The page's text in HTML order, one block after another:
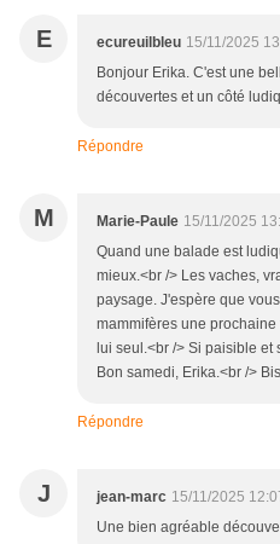
E ecureuilbleu 15/11/2025
Bonjour Erika. C'est une
découvertes et un côté
Répondre
M Marie-Paule 15/11/2025
Quand une balade est
mieux.<br /> Les vaches,
paysage. J'espère que
mammifères une
lui seul.<br /> Si paisible
Bon samedi, Erika.<br />
Répondre
J jean-marc 15/11/2025
Une bien agréable